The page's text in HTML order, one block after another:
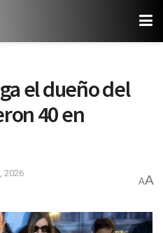
el dueño del
40 en
2026
AA